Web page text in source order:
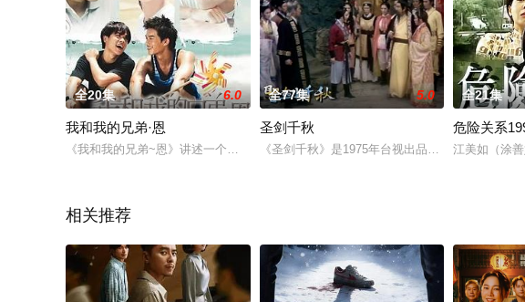
全20集 6.0
我和我的兄弟·恩
《我和我的兄弟~恩》讲述一个单纯小镇的19岁少年李大惠（陈泽耀），面对逆境的成
全77集 5.0
圣剑千秋
《圣剑千秋》是1975年台视出品的一部武侠剧，
全21集
危险关系
江美如（涂
相关推荐